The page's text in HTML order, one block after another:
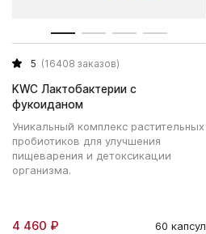
5 (16408 заказов)
KWC Лактобактерии с
фукоиданом
Уникальный комплекс растительных
пробиотиков для улучшения
пищеварения и детоксикации
организма.
4 460 ₽ 60 капсул